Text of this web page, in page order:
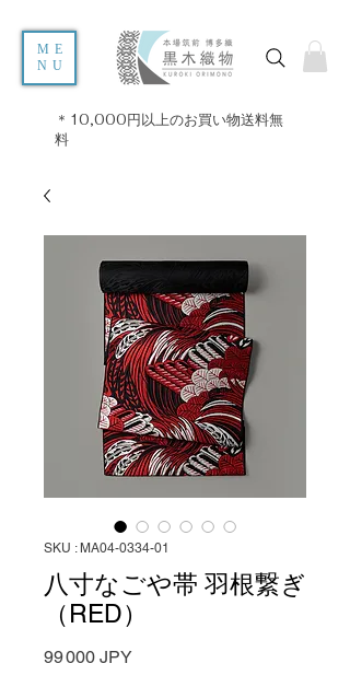
ME
NU
＊10,000円以上のお買い物送料無
料
SKU : MA04-0334-01
八寸なごや帯 羽根繋ぎ
（RED）
99 000 JPYPrix